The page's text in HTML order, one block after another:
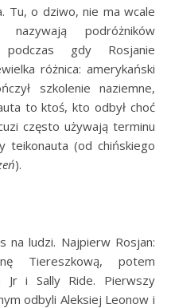
Tu, o dziwo, nie ma wcale
nazywają podróżników
podczas gdy Rosjanie
różnica: amerykański
szkolenie naziemne,
to ktoś, kto odbył choć
często używają terminu
teikonauta (od chińskiego
).
na ludzi. Najpierw Rosjan:
Tiereszkową, potem
Jr i Sally Ride. Pierwszy
odbyli Aleksiej Leonow i